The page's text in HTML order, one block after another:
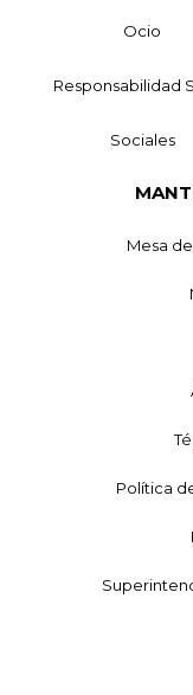
Ocio
Responsabilidad
Sociales
Mesa
Política